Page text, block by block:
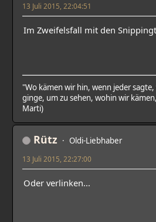
13 Juli 2015, 22:04:51
Im Zweifelsfall mit den
"Wo kämen wir hin, wenn jeder
ginge, um zu sehen, wohin wir
Marti)
Rütz Oldi-Liebhaber
13 Juli 2015, 22:27:00
Oder verlinken...